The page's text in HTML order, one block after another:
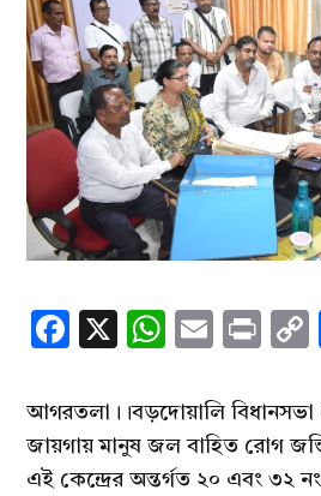
Facebook
X Email
আগরতলা।।বড়দোয়ালি বিধানসভা
জায়গায় মানুষ জল বাহিত রোগ
এই কেন্দ্রের অন্তর্গত ২০ এবং ৩২